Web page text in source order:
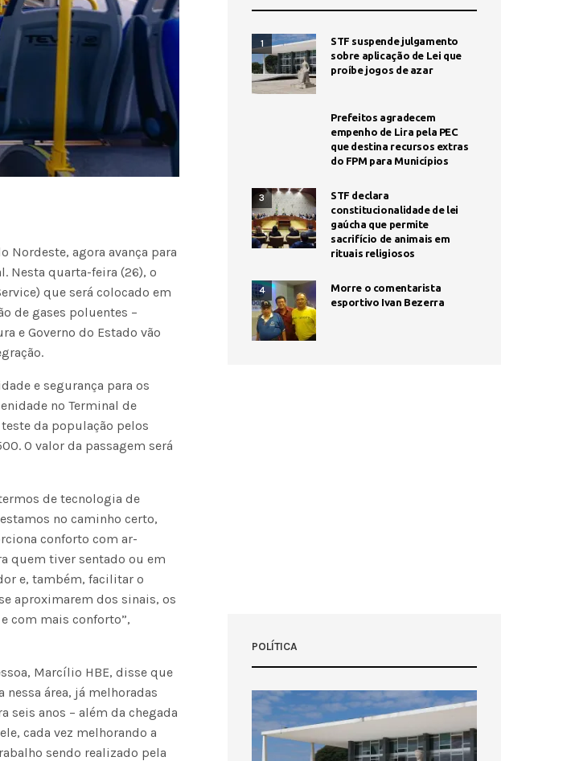
Nordeste, agora avança para
Nesta quarta-feira (26), o
que será colocado em
de gases poluentes –
e Governo do Estado vão
e segurança para os
no Terminal de
da população pelos
O valor da passagem será
de tecnologia de
no caminho certo,
conforto com ar-
quem tiver sentado ou em
e, também, facilitar o
aproximarem dos sinais, os
com mais conforto”,
Marcílio HBE, disse que
área, já melhoradas
seis anos – além da chegada
cada vez melhorando a
sendo realizado pela
1
STF suspende julgamento
sobre aplicação de Lei que
proíbe jogos de azar
Prefeitos agradecem
empenho de Lira pela PEC
que destina recursos extras
do FPM para Municípios
3
STF declara
constitucionalidade de lei
gaúcha que permite
sacrifício de animais em
rituais religiosos
4
Morre o comentarista
esportivo Ivan Bezerra
POLÍTICA